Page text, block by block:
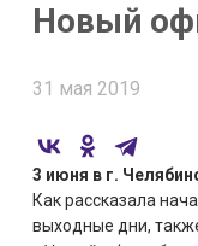
Новый
31 мая 2019
3 июня в г.
Как рассказала
выходные дни,